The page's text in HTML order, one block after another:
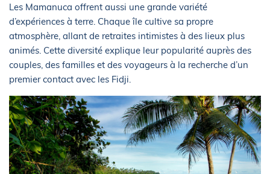
Les Mamanuca offrent aussi une grande variété
d’expériences à terre. Chaque île cultive sa propre
atmosphère, allant de retraites intimistes à des lieux plus
animés. Cette diversité explique leur popularité auprès des
couples, des familles et des voyageurs à la recherche d’un
premier contact avec les Fidji.